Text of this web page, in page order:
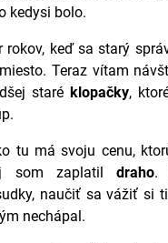
kedysi bolo.
rokov, keď sa starý
Teraz vítam
staréklopačky,
tu má svoju cenu,
som zaplatil draho.
naučiť sa vážiť si
nechápal.